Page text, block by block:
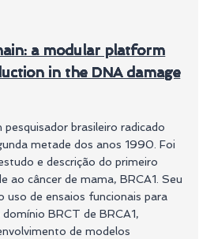
a modular platform
in the DNA damage
brasileiro radicado
metade dos anos 1990. Foi
e descrição do primeiro
ao câncer de mama, BRCA1. Seu
uso de ensaios funcionais para
BRCT de BRCA1,
de modelos